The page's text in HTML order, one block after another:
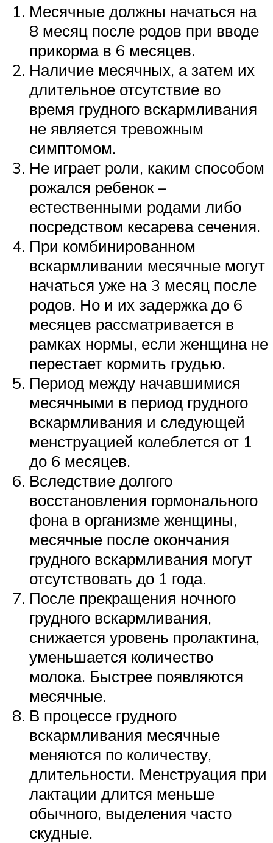
Месячные должны начаться на
8 месяц после родов при вводе
прикорма в 6 месяцев.
Наличие месячных, а затем их
длительное отсутствие во
время грудного вскармливания
не является тревожным
симптомом.
Не играет роли, каким способом
рожался ребенок –
естественными родами либо
посредством кесарева сечения.
При комбинированном
вскармливании месячные могут
начаться уже на 3 месяц после
родов. Но и их задержка до 6
месяцев рассматривается в
рамках нормы, если женщина не
перестает кормить грудью.
Период между начавшимися
месячными в период грудного
вскармливания и следующей
менструацией колеблется от 1
до 6 месяцев.
Вследствие долгого
восстановления гормонального
фона в организме женщины,
месячные после окончания
грудного вскармливания могут
отсутствовать до 1 года.
После прекращения ночного
грудного вскармливания,
снижается уровень пролактина,
уменьшается количество
молока. Быстрее появляются
месячные.
В процессе грудного
вскармливания месячные
меняются по количеству,
длительности. Менструация при
лактации длится меньше
обычного, выделения часто
скудные.